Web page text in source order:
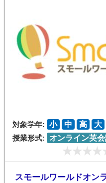
対象学年: 小 中 高 大
授業形式:
オンライン英
スモールワールドオン